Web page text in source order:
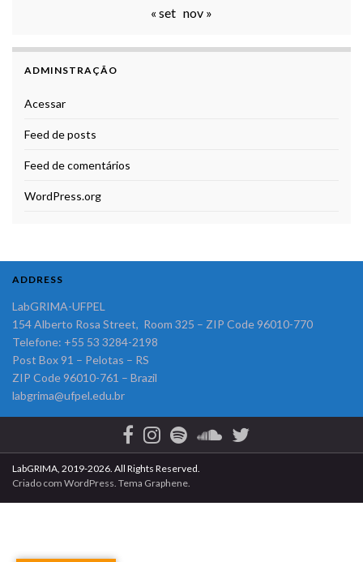
« set nov »
ADMINSTRAÇÃO
Acessar
Feed de posts
Feed de comentários
WordPress.org
ADDRESS
LabGRIMA-UFPEL
154 Alberto Rosa Street, Room 325 – ZIP Code 96010-770
Telefone: +55 53 3284-2198
Post Box 91 – Pelotas – RS
ZIP Code 96010-761 – Brazil
labgrima@ufpel.edu.br
LabGRIMA, 2019-2026. All Rights Reserved.
Criado com WordPress . Tema Graphene